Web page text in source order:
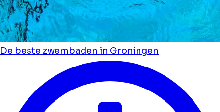
De beste zwembaden in Groningen